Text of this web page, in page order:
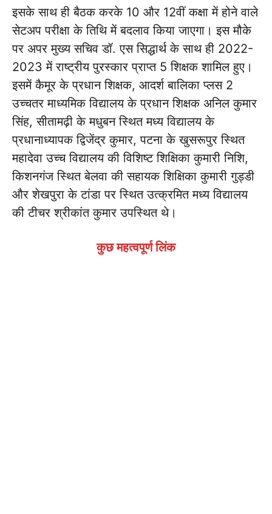
इसके साथ ही बैठक करके 10 और 12वीं कक्षा में होने वाले
सेटअप परीक्षा के तिथि में बदलाव किया जाएगा। इस मौके
पर अपर मुख्य सचिव डॉ. एस सिद्धार्थ के साथ ही 2022-
2023 में राष्ट्रीय पुरस्कार प्राप्त 5 शिक्षक शामिल हुए।
इसमें कैमूर के प्रधान शिक्षक, आदर्श बालिका प्लस 2
उच्चतर माध्यमिक विद्यालय के प्रधान शिक्षक अनिल कुमार
सिंह, सीतामढ़ी के मधुबन स्थित मध्य विद्यालय के
प्रधानाध्यापक द्विजेंद्र कुमार, पटना के खुसरूपुर स्थित
महादेवा उच्च विद्यालय की विशिष्ट शिक्षिका कुमारी निशि,
किशनगंज स्थित बेलवा की सहायक शिक्षिका कुमारी गुड्डी
और शेखपुरा के टांडा पर स्थित उत्क्रमित मध्य विद्यालय
की टीचर श्रीकांत कुमार उपस्थित थे।
कुछ महत्वपूर्ण लिंक